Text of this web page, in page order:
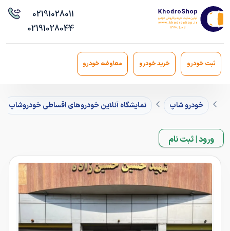
02191028011
02191028044
ثبت خودرو خرید خودرو معاوضه خودرو
خودرو شاپ نمایشگاه آنلاین خودروهای اقساطی خودروشاپ
ورود | ثبت نام